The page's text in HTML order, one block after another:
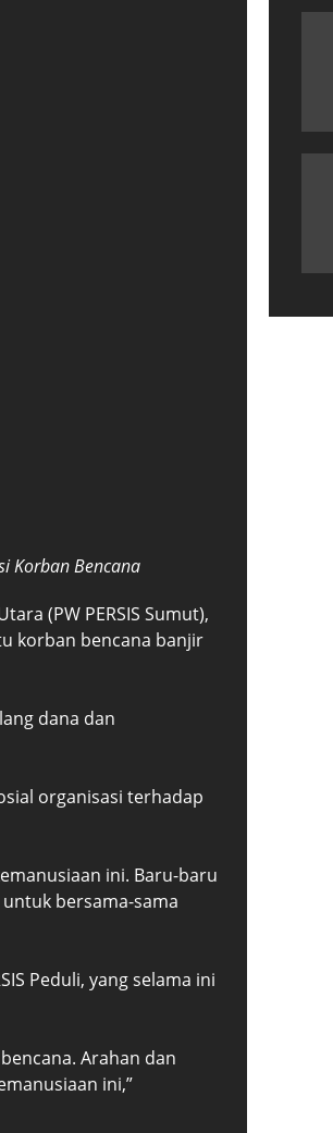
Korban Bencana
(PW PERSIS Sumut),
korban bencana banjir
dana dan
organisasi terhadap
ini. Baru-baru
bersama-sama
Peduli, yang selama ini
Arahan dan
ini,”